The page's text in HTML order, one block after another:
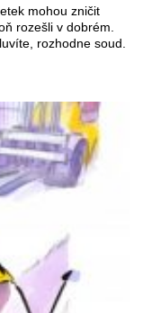
mohou zničit
rozešli v dobrém.
rozhodne soud.